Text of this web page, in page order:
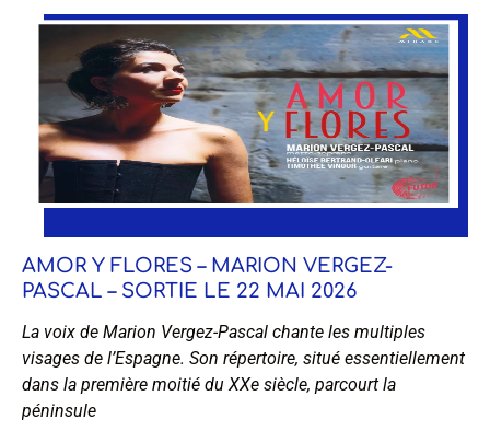
AMOR Y FLORES – MARION VERGEZ-
PASCAL – SORTIE LE 22 MAI 2026
La voix de Marion Vergez-Pascal chante les multiples
visages de l’Espagne. Son répertoire, situé essentiellement
dans la première moitié du XXe siècle, parcourt la
péninsule